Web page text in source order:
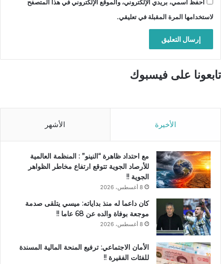
احفظ اسمي، بريدي الإلكتروني، والموقع الإلكتروني في هذا المتصفح
لاستخدامها المرة المقبلة في تعليقي.
تابعونا على فيسبوك
الأخيرة الأشهر
مع احتداد ظاهرة “النينو” : المنظمة العالمية
للأرصاد الجوية تتوقع ارتفاع مخاطر الظواهر
الجوية !!
8 أغسطس، 2026
كان داعما له منذ بداياته: ميسي يتلقى صدمة
موجعة بوفاة والده عن 68 عاما !!
8 أغسطس، 2026
الأمان الاجتماعي: ترفيع المنحة المالية المسندة
للفئات الفقيرة !!